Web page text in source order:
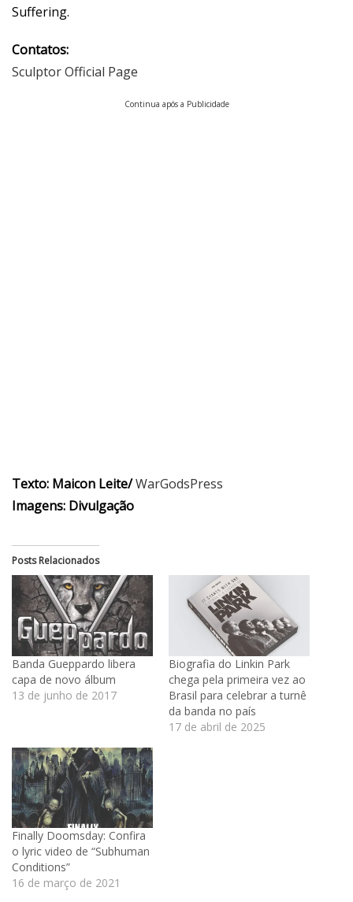
Suffering.
Contatos:
Sculptor Official Page
Continua após a Publicidade
Texto: Maicon Leite/WarGodsPress
Imagens: Divulgação
Posts Relacionados
Banda Gueppardo libera
capa de novo álbum
13 de junho de 2017
Biografia do Linkin Park
chega pela primeira vez ao
Brasil para celebrar a turnê
da banda no país
17 de abril de 2025
Finally Doomsday: Confira
o lyric video de “Subhuman
Conditions”
16 de março de 2021